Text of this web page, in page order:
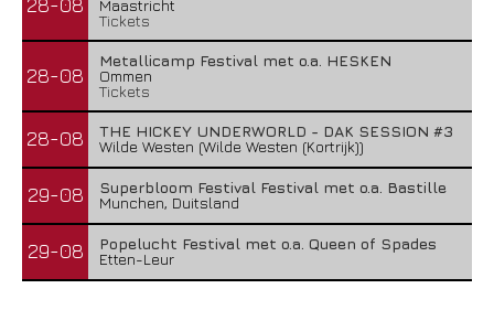
28-08
Maastricht
Tickets
28-08
Metallicamp Festival met o.a. HESKEN
Ommen
Tickets
28-08
THE HICKEY UNDERWORLD - DAK SESSION #3
Wilde Westen (Wilde Westen (Kortrijk))
29-08
Superbloom Festival Festival met o.a. Bastille
Munchen, Duitsland
29-08
Popelucht Festival met o.a. Queen of Spades
Etten-Leur